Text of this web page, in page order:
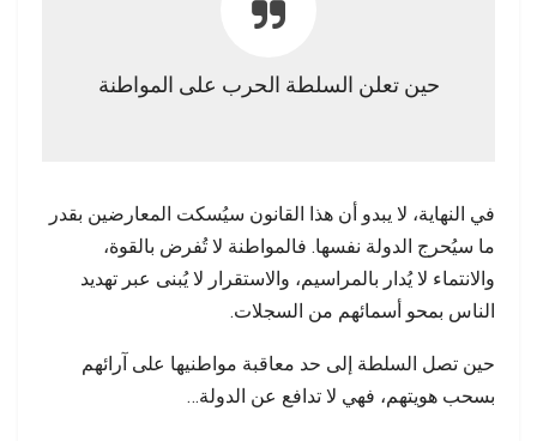
حين تعلن السلطة الحرب على المواطنة
في النهاية، لا يبدو أن هذا القانون سيُسكت المعارضين بقدر
ما سيُحرج الدولة نفسها. فالمواطنة لا تُفرض بالقوة،
والانتماء لا يُدار بالمراسيم، والاستقرار لا يُبنى عبر تهديد
الناس بمحو أسمائهم من السجلات.
حين تصل السلطة إلى حد معاقبة مواطنيها على آرائهم
بسحب هويتهم، فهي لا تدافع عن الدولة…